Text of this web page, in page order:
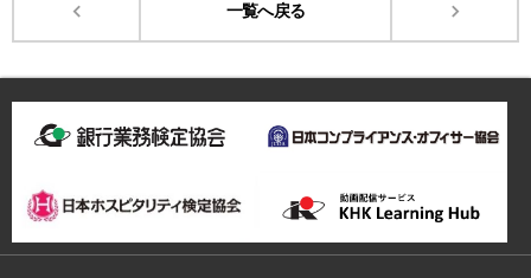
一覧へ戻る